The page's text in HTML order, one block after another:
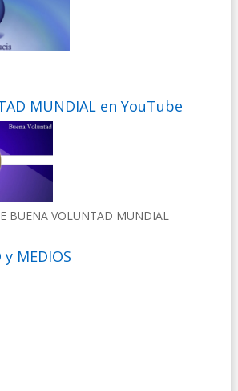
MUNDIAL en YouTube
BUENA VOLUNTAD MUNDIAL
y MEDIOS